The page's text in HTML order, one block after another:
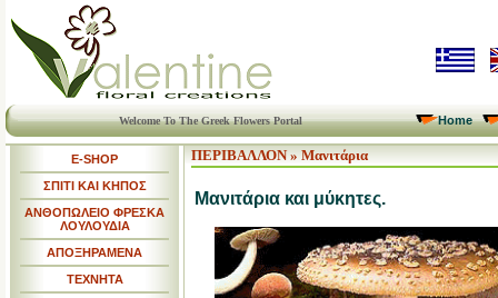
Welcome To The Greek Flowers Portal Home
E-SHOP
ΣΠΙΤΙ ΚΑΙ ΚΗΠΟΣ
ΑΝΘΟΠΩΛΕΙΟ ΦΡΕΣΚΑ
ΛΟΥΛΟΥΔΙΑ
ΑΠΟΞΗΡΑΜΕΝΑ
ΤΕΧΝΗΤΑ
ΠΕΡΙΒΑΛΛΟΝ»Μανιτάρια
Μανιτάρια και μύκητες.